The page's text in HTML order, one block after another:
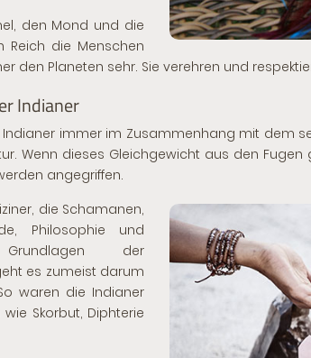
den Mond und die
Reich die Menschen
den Planeten sehr. Sie verehren und
Indianer
Indianer immer im Zusammenhang mit dem
Wenn dieses Gleichgewicht aus den
angegriffen.
die Schamanen,
Philosophie und
der
es zumeist darum
waren die Indianer
Skorbut, Diphterie